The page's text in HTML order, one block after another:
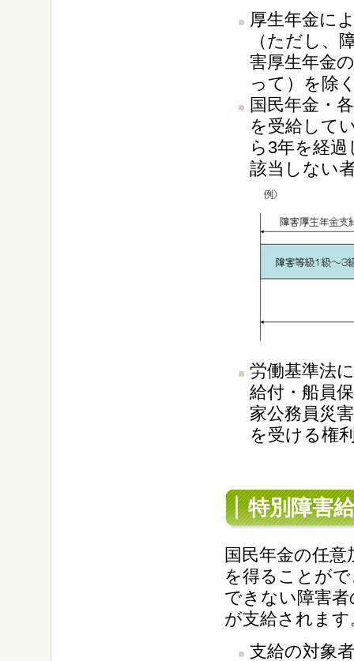
厚生年金に
（ただし、
害厚生年金
って）を除
国民年金・
を受給して
ら3年を経
該当しない
労働基準法
給付・船員
家公務員災
を受ける権
特別障害
国民年金の任
を得ることが
できない障害
が支給されます
支給の対象者